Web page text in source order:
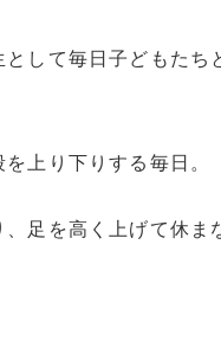
して毎日子どもたち
上り下りする毎日。
足を高く上げて休ま